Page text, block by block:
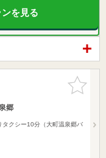
を見る
お気に入
りに追加
郷
タクシー10分（大町温泉郷バ